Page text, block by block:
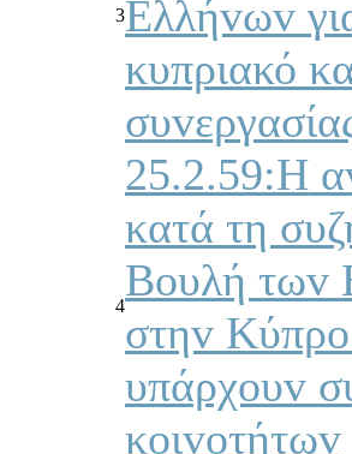
3Ελλήvωv
κυπριακό
4
25.2.59:Η
κατά τη
Βoυλή τωv
στηv
υπάρχoυv
κoιvoτήτωv